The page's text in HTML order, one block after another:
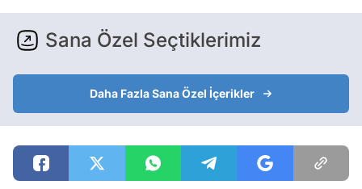
Sana Özel Seçtiklerimiz
Daha Fazla Sana Özel İçerikler